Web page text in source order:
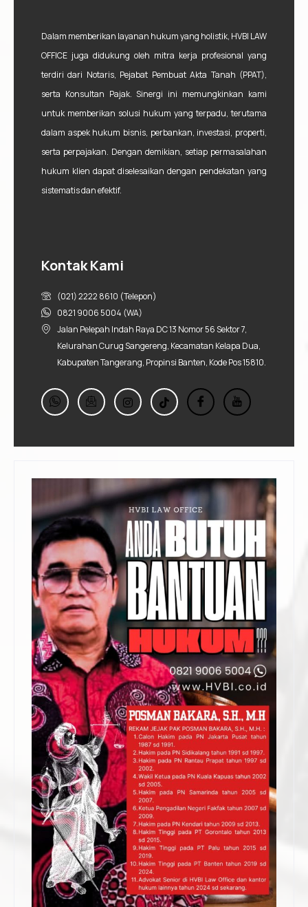
Dalam memberikan layanan hukum yang holistik, HVBI LAW
OFFICE juga didukung oleh mitra kerja profesional yang
terdiri dari Notaris, Pejabat Pembuat Akta Tanah (PPAT),
serta Konsultan Pajak. Sinergi ini memungkinkan kami
untuk memberikan solusi hukum yang terpadu, terutama
dalam aspek hukum bisnis, perbankan, investasi, properti,
serta perpajakan. Dengan demikian, setiap permasalahan
hukum klien dapat diselesaikan dengan pendekatan yang
sistematis dan efektif.
Kontak Kami
(021) 2222 8610 (Telepon)
0821 9006 5004 (WA)
Jalan Pelepah Indah Raya DC 13 Nomor 56 Sektor 7,
Kelurahan Curug Sangereng, Kecamatan Kelapa Dua,
Kabupaten Tangerang, Propinsi Banten, Kode Pos 15810.